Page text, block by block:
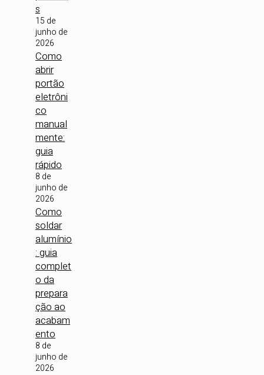
s
15 de
junho de
2026
Como
abrir
portão
eletrôni
co
manual
mente:
guia
rápido
8 de
junho de
2026
Como
soldar
alumínio
: guia
complet
o da
prepara
ção ao
acabam
ento
8 de
junho de
2026